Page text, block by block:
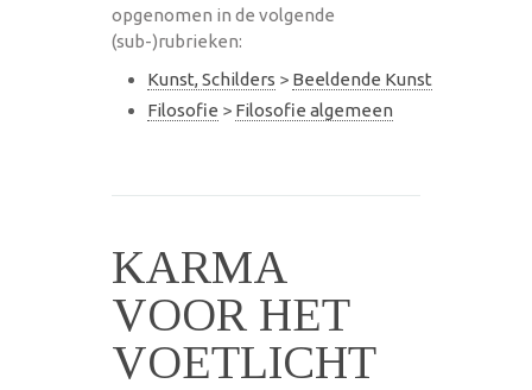
opgenomen in de volgende
(sub-)rubrieken:
Kunst, Schilders > Beeldende Kunst
Filosofie > Filosofie algemeen
KARMA
VOOR HET
VOETLICHT